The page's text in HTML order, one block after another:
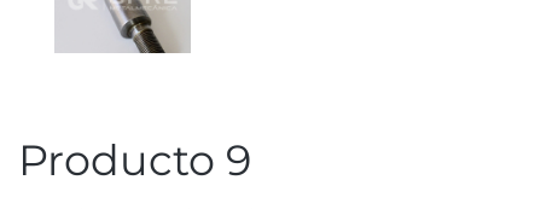
Producto 9